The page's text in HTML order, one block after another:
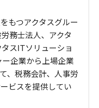
「取引」について
、自社ポイント付
除せず、実際に自社
収益から控除する
て、このケースで
法の認識時期は一
と認識時期のずれが
もつアクタスグルー
務士法人、アクタ
スITソリューショ
企業から上場企業
、税務会計、人事労
ビスを提供してい